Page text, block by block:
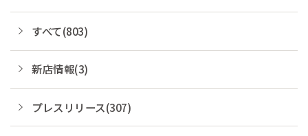
すべて(803)
新店情報(3)
プレスリリース(307)